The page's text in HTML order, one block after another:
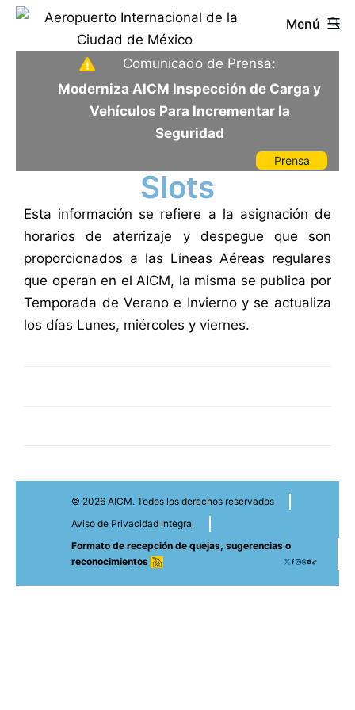
Saltar
contenido
Aeropuerto
Internacional
de
Menú
Comunicado de Prensa:
Moderniza AICM Inspección de Carga y
Vehículos Para Incrementar la
Seguridad
Prensa
Slots
Esta información se refiere a la asignación de
horarios de aterrizaje y despegue que son
proporcionados a las Líneas Aéreas regulares
que operan en el AICM, la misma se publica por
Temporada de Verano e Invierno y se actualiza
los días Lunes, miércoles y viernes.
© 2026 AICM. Todos los derechos reservados
Aviso de Privacidad Integral
Formato de recepción de quejas, sugerencias o
reconocimientos